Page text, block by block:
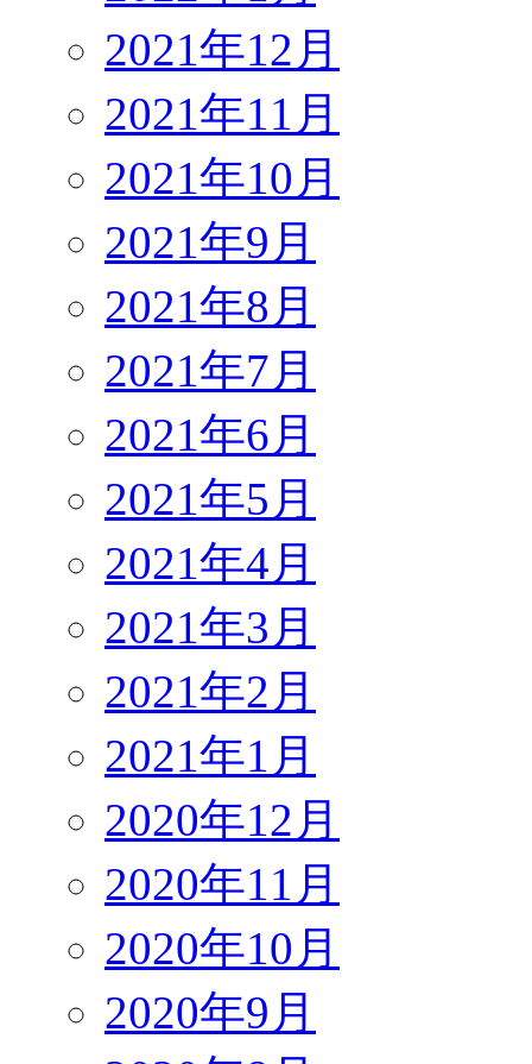
2021年12月
2021年11月
2021年10月
2021年9月
2021年8月
2021年7月
2021年6月
2021年5月
2021年4月
2021年3月
2021年2月
2021年1月
2020年12月
2020年11月
2020年10月
2020年9月